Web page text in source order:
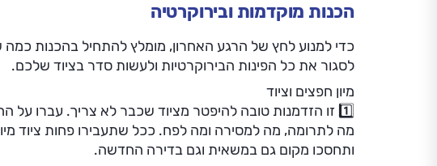
הכנות מוקדמות ובירוקרטיה
כדי למנוע לחץ של הרגע האחרון, מומלץ להתחיל בהכנות כמה
לסגור את כל הפינות הבירוקרטיות ולעשות סדר בציוד שלכם.
מיון חפצים וציוד
1️⃣ זו הזדמנות טובה להיפטר מציוד שכבר לא צריך. עברו על
מה לתרומה, מה למסירה ומה לפח. ככל שתעבירו פחות ציוד
ותחסכו מקום גם במשאית וגם בדירה החדשה.